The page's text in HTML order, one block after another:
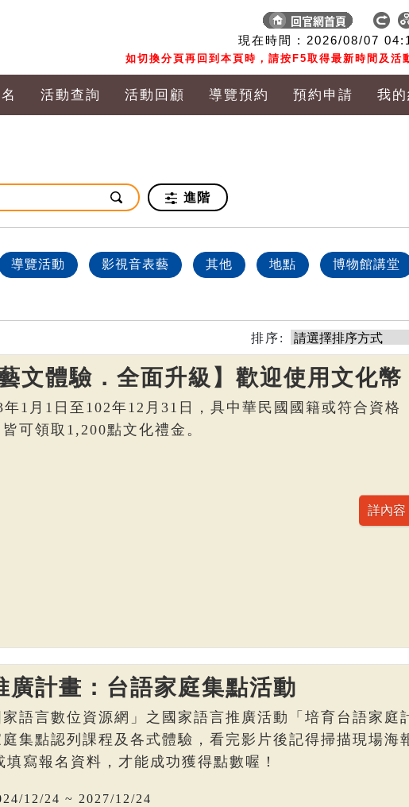
現在時間 : 2026/08/07
如切換分頁再回到本頁時，請按F5取得最新時間及活
活動查詢 活動回顧 導覽預約 預約申請 我
進階
導覽活動 影視音表藝 其他 地點 博物館講堂
排序:
文體驗．全面升級】歡迎使用文化幣
年1月1日至102年12月31日，具中華民國國籍或符合資格
可領取1,200點文化禮金。
廣計畫：台語家庭集點活動
語言數位資源網」之國家語言推廣活動「培育台語家庭
集點認列課程及各式體驗，看完影片後記得掃描現場海
寫報名資料，才能成功獲得點數喔！
12/24 ~ 2027/12/24